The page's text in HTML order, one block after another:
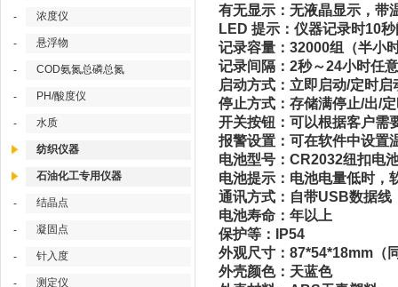
- 浓度仪
- 悬浮物
- COD氨氮总磷总氮
- PH/酸度仪
- 水质
纺织仪器
石油化工专用仪器
- 结晶点
- 凝固点
- 针入度
- 测定仪
有无显示：无液晶显示，带
LED 提示：仪器记录时10
记录容量：32000组（半小
记录间隔：2秒～24小时任
启动方式：立即启动/定时启
停止方式：存储满停止/出/
开关按钮：可以根据客户需
报警设置：可在软件中设置
电池型号：CR2032纽扣电
电池提示：电池电量低时，
通讯方式：自带USB数据线
电池寿命：年以上
保护等：IP54
外观尺寸：87*54*18mm（
外壳颜色：天蓝色